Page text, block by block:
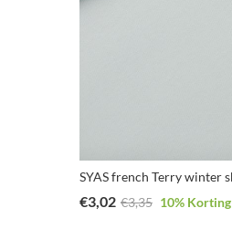
€3,02 €3,35 10% Korting